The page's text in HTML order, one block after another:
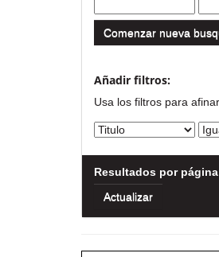
Comenzar nueva
Añadir filtros:
Usa los filtros para
Resultados por página